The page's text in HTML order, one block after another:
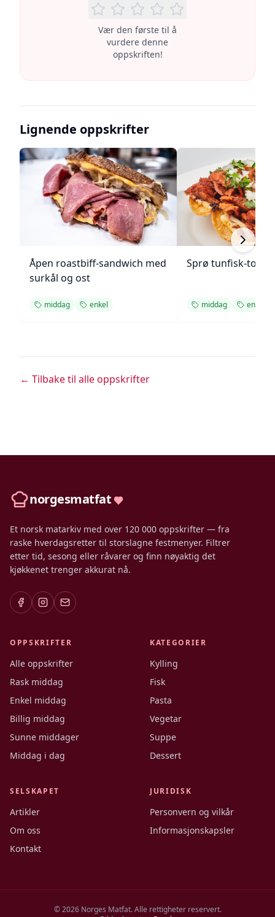
Vær den første til å
vurdere denne
oppskriften!
Lignende oppskrifter
Åpen roastbiff-sandwich med
surkål og ost
middag enkel
Sprø tunfisk-
middag enkel
← Tilbake til alle oppskrifter
norgesmatfat
Et norsk matarkiv med over 120 000 oppskrifter — fra
raske hverdagsretter til storslagne festmenyer. Filtrer
etter tid, sesong eller råvarer og finn nøyaktig det
kjøkkenet trenger akkurat nå.
OPPSKRIFTER
Alle oppskrifter
Rask middag
Enkel middag
Billig middag
Sunne middager
Middag i dag
KATEGORIER
Kylling
Fisk
Pasta
Vegetar
Suppe
Dessert
SELSKAPET
Artikler
Om oss
Kontakt
JURIDISK
Personvern og vilkår
Informasjonskapsler
©2026Norges Matfat. Alle rettigheter reservert.